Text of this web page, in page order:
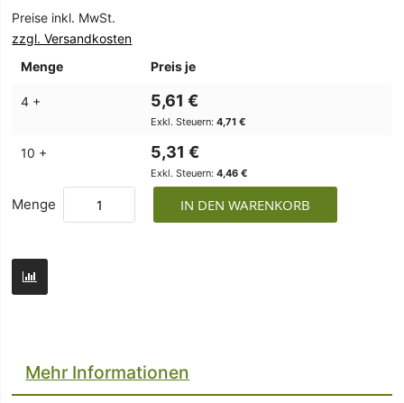
Preise inkl. MwSt.
zzgl. Versandkosten
Menge
Preis je
4 + 5,61 €
4,71 €
10 + 5,31 €
4,46 €
Menge IN DEN WARENKORB
Mehr Informationen